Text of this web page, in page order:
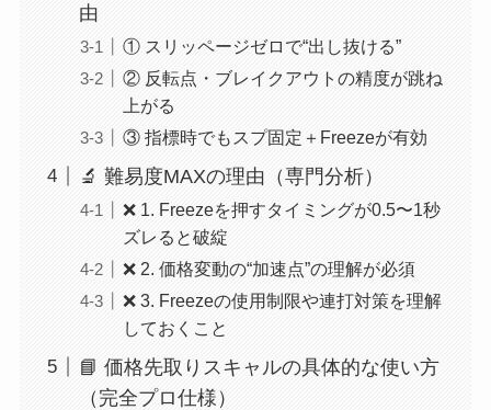
由
① スリッページゼロで“出し抜ける”
② 反転点・ブレイクアウトの精度が跳ね
上がる
③ 指標時でもスプ固定＋Freezeが有効
🔬 難易度MAXの理由（専門分析）
❌ 1. Freezeを押すタイミングが0.5〜1秒
ズレると破綻
❌ 2. 価格変動の“加速点”の理解が必須
❌ 3. Freezeの使用制限や連打対策を理解
しておくこと
📘 価格先取りスキャルの具体的な使い方
（完全プロ仕様）